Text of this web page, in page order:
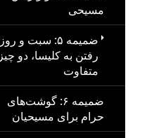
مسیحی
ضمیمه ۵: سبت و روز
رفتن به کلیسا، دو چیز
متفاوت
ضمیمه ۶: گوشت‌های
حرام برای مسیحیان